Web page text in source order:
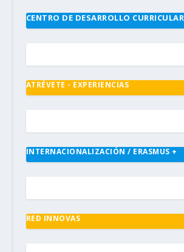
CENTRO DE DESARROLLO CURRICULAR
ATRÉVETE - EXPERIENCIAS
INTERNACIONALIZACIÓN / ERASMUS +
RED INNOVAS